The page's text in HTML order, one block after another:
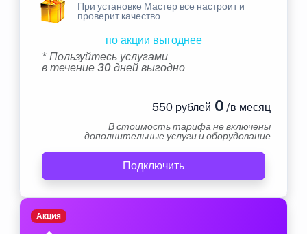
При установке Мастер все настроит и
проверит качество
по акции выгоднее
* Пользуйтесь услугами
в течение 30 дней выгодно
550 рублей0 /в месяц
В стоимость тарифа не включены
дополнительные услуги и оборудование
Подключить
Акция